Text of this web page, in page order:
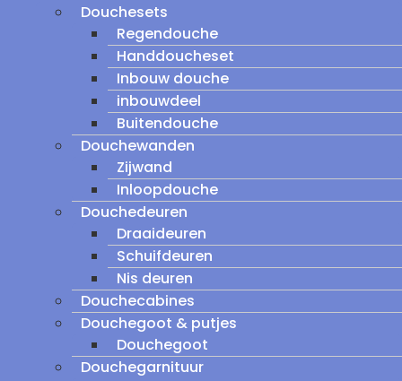
Douchesets
Regendouche
Handdoucheset
Inbouw douche
inbouwdeel
Buitendouche
Douchewanden
Zijwand
Inloopdouche
Douchedeuren
Draaideuren
Schuifdeuren
Nis deuren
Douchecabines
Douchegoot & putjes
Douchegoot
Douchegarnituur